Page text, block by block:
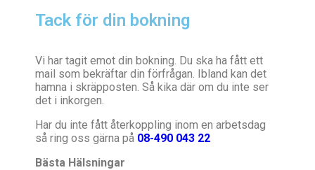
Tack för din bokning
Vi har tagit emot din bokning. Du ska ha fått ett
mail som bekräftar din förfrågan. Ibland kan det
hamna i skräpposten. Så kika där om du inte ser
det i inkorgen.
Har du inte fått återkoppling inom en arbetsdag
så ring oss gärna på 08-490 043 22
Bästa Hälsningar